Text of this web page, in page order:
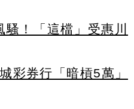
！「這檔」受惠川
彩券行「暗槓5萬」